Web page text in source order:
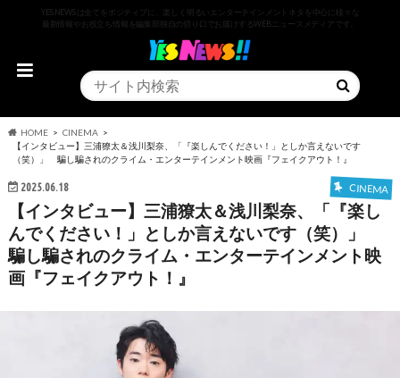
YESNEWSは全てをポジティブに、楽しく明るいエンターテインメントネタを中心に様々な
最新情報やお役立ち情報を編集部独自の切り口でお届けするWEBニュースメディアです。
HOME
CINEMA
【インタビュー】三浦獠太＆浅川梨奈、「『楽しんでください！」としか言えないです
（笑）」 騙し騙されのクライム・エンターテインメント映画『フェイクアウト！』
2025.06.18 CINEMA
【インタビュー】三浦獠太＆浅川梨奈、「『楽し
んでください！」としか言えないです（笑）」
騙し騙されのクライム・エンターテインメント映
画『フェイクアウト！』